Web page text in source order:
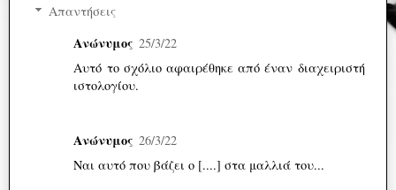
Απαντήσεις
Ανώνυμος 25/3/22
Αυτό το σχόλιο αφαιρέθηκε από έναν διαχειριστή
ιστολογίου.
Ανώνυμος 26/3/22
Ναι αυτό που βάζει ο [....] στα μαλλιά του...